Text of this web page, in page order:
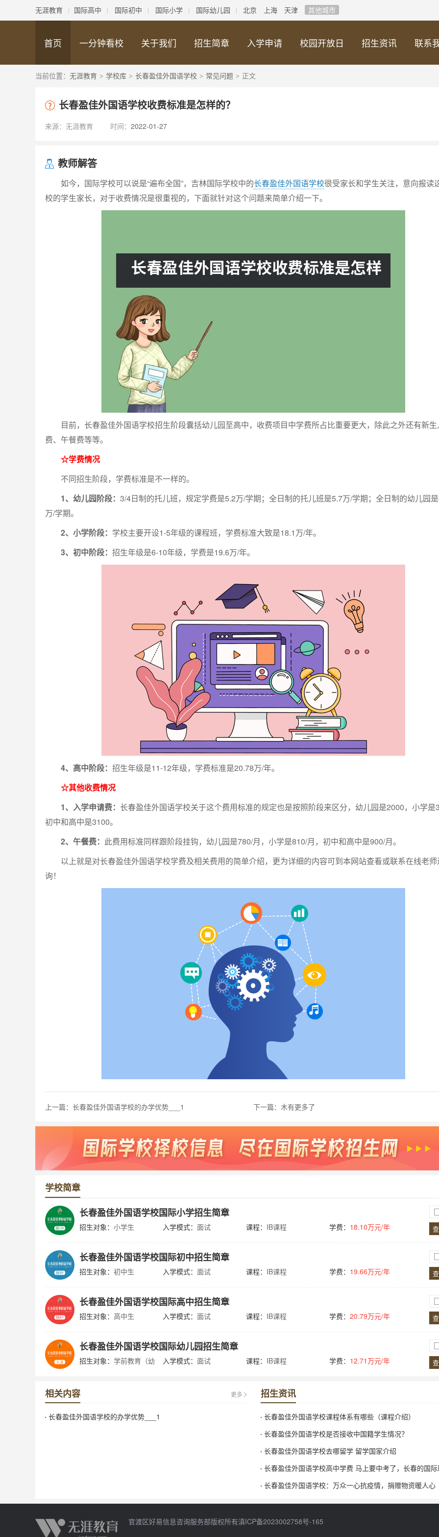
无涯教育 国际高中 国际初中 国际小学 国际幼儿园 北京 上海 天津 其他城市
首页 一分钟看校 关于我们 招生简章 入学申请 校园开放日 招生资讯 联系
当前位置： 无涯教育 > 学校库 > 长春盈佳外国语学校 > 常见问题 > 正文
长春盈佳外国语学校收费标准是怎样的？
来源： 无涯教育 时间： 2022-01-27
教师解答
如今，国际学校可以说是“遍布全国”，吉林国际学校中的长春盈佳外国语学校很受家长和学生关注，意向报读
校的学生家长，对于收费情况是很重视的，下面就针对这个问题来简单介绍一下。
目前，长春盈佳外国语学校招生阶段囊括幼儿园至高中，收费项目中学费所占比重要更大，除此之外还有新生
费、午餐费等等。
☆学费情况
不同招生阶段，学费标准是不一样的。
1、幼儿园阶段： 3/4日制的托儿班，规定学费是5.2万/学期；全日制的托儿班是5.7万/学期；全日制的幼儿园
万/学期。
2、小学阶段： 学校主要开设1-5年级的课程班，学费标准大致是18.1万/年。
3、初中阶段： 招生年级是6-10年级，学费是19.6万/年。
4、高中阶段： 招生年级是11-12年级，学费标准是20.78万/年。
☆其他收费情况
1、入学申请费： 长春盈佳外国语学校关于这个费用标准的规定也是按照阶段来区分，幼儿园是2000，小学是
初中和高中是3100。
2、午餐费： 此费用标准同样跟阶段挂钩，幼儿园是780/月，小学是810/月，初中和高中是900/月。
以上就是对长春盈佳外国语学校学费及相关费用的简单介绍，更为详细的内容可到本网站查看或联系在线老师
询！
上一篇： 长春盈佳外国语学校的办学优势___1 下一篇：木有更多了
学校简章
长春盈佳外国语学校国际小学招生简章
招生对象： 小学生 入学模式： 面试 课程： IB课程 学费： 18.10万元/年
长春盈佳外国语学校国际初中招生简章
招生对象： 初中生 入学模式： 面试 课程： IB课程 学费： 19.66万元/年
长春盈佳外国语学校国际高中招生简章
招生对象： 高中生 入学模式： 面试 课程： IB课程 学费： 20.79万元/年
长春盈佳外国语学校国际幼儿园招生简章
招生对象： 学前教育（幼
入学模式： 面试 课程： IB课程 学费： 12.71万元/年
相关内容 更多
长春盈佳外国语学校的办学优势___1
招生资讯
长春盈佳外国语学校课程体系有哪些（课程介绍）
长春盈佳外国语学校是否接收中国籍学生情况？
长春盈佳外国语学校去哪留学 留学国家介绍
长春盈佳外国语学校高中学费 马上要中考了，长春的国
么收费的，考上也用花钱么？谁能帮我介绍一下国际班学生
么，哪个...
长春盈佳外国语学校：万众一心抗疫情，捐赠物资暖人心
官渡区好易信息咨询服务部版权所有滇ICP备2023002758号-165